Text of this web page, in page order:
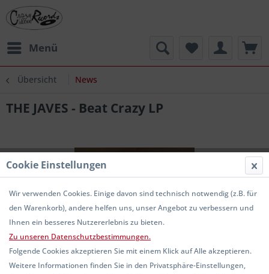
Menü
Übersicht News
THE JAVES - Beat Crazy LP
Cookie Einstellungen
Wir verwenden Cookies. Einige davon sind technisch notwendig (z.B. für
den Warenkorb), andere helfen uns, unser Angebot zu verbessern und
Ihnen ein besseres Nutzererlebnis zu bieten.
Zu unseren Datenschutzbestimmungen.
Folgende Cookies akzeptieren Sie mit einem Klick auf Alle akzeptieren.
Weitere Informationen finden Sie in den Privatsphäre-Einstellungen,